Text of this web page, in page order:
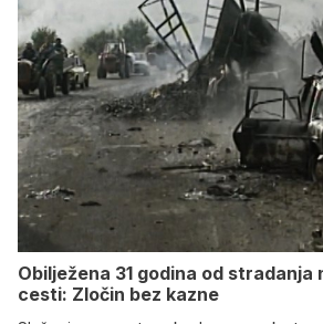
Obilježena 31 godina od stradanja
cesti: Zločin bez kazne